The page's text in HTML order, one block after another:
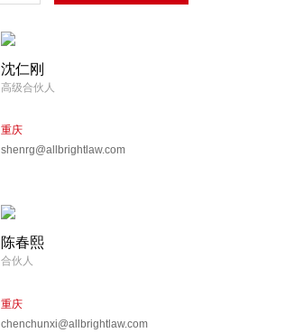
沈仁刚
高级合伙人
重庆
shenrg@allbrightlaw.com
陈春熙
合伙人
重庆
chenchunxi@allbrightlaw.com